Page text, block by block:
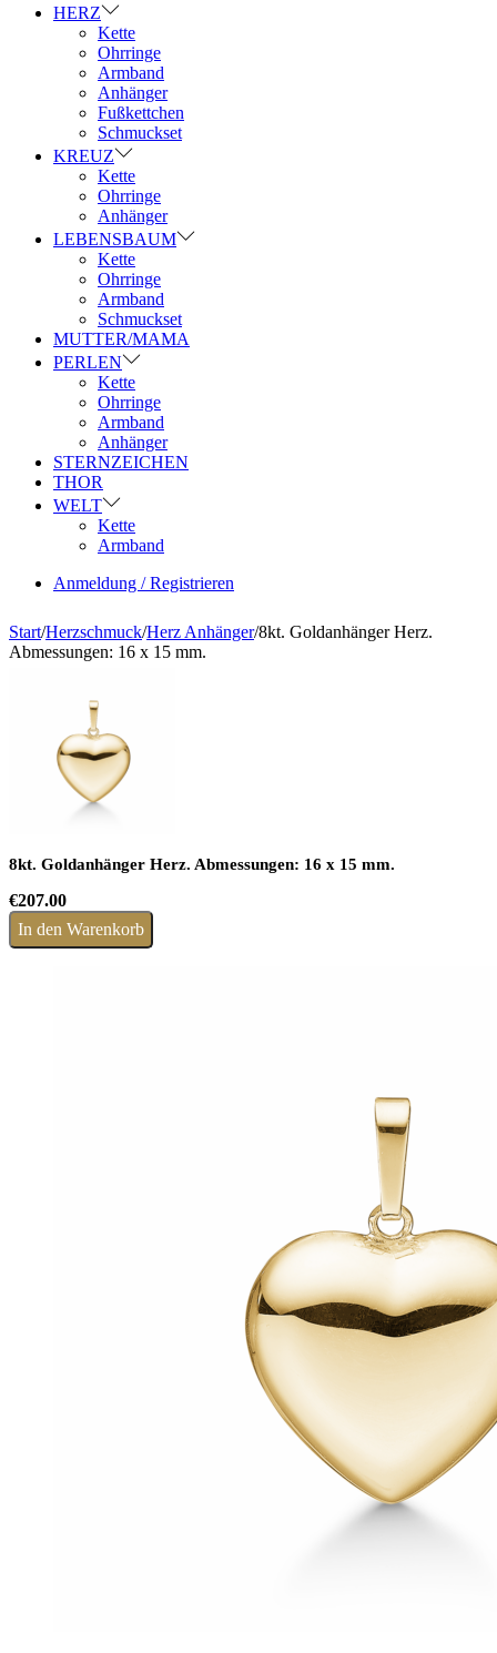
HERZ
Kette
Ohrringe
Armband
Anhänger
Fußkettchen
Schmuckset
KREUZ
Kette
Ohrringe
Anhänger
LEBENSBAUM
Kette
Ohrringe
Armband
Schmuckset
MUTTER/MAMA
PERLEN
Kette
Ohrringe
Armband
Anhänger
STERNZEICHEN
THOR
WELT
Kette
Armband
Anmeldung / Registrieren
Start/Herzschmuck/Herz Anhänger/8kt. Goldanhänger Herz.
Abmessungen: 16 x 15 mm.
8kt. Goldanhänger Herz. Abmessungen: 16 x 15 mm.
€207.00
In den Warenkorb